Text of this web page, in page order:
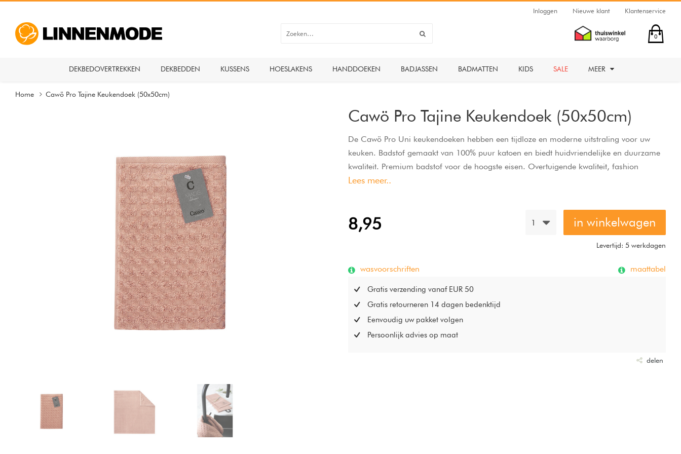
Inloggen Nieuwe klant Klantenservice
0
DEKBEDOVERTREKKEN DEKBEDDEN KUSSENS HOESLAKENS HANDDOEKEN BADJASSEN BADMATTEN KIDS SALE MEER
Home Cawö Pro Tajine Keukendoek (50x50cm)
Cawö Pro Tajine Keukendoek (50x50cm)
De Cawö Pro Uni keukendoeken hebben een tijdloze en moderne uitstraling voor uw
keuken. Badstof gemaakt van 100% puur katoen en biedt huidvriendelijke en duurzame
kwaliteit. Premium badstof voor de hoogste eisen. Overtuigende kwaliteit, fashion
statement en een uitstekende prijs-kwaliteitverhouding.
Lees meer..
8,95 1 in winkelwagen
Levertijd: 5 werkdagen
wasvoorschriften maattabel
Gratis verzending vanaf EUR 50
Gratis retourneren 14 dagen bedenktijd
Eenvoudig uw pakket volgen
Persoonlijk advies op maat
delen